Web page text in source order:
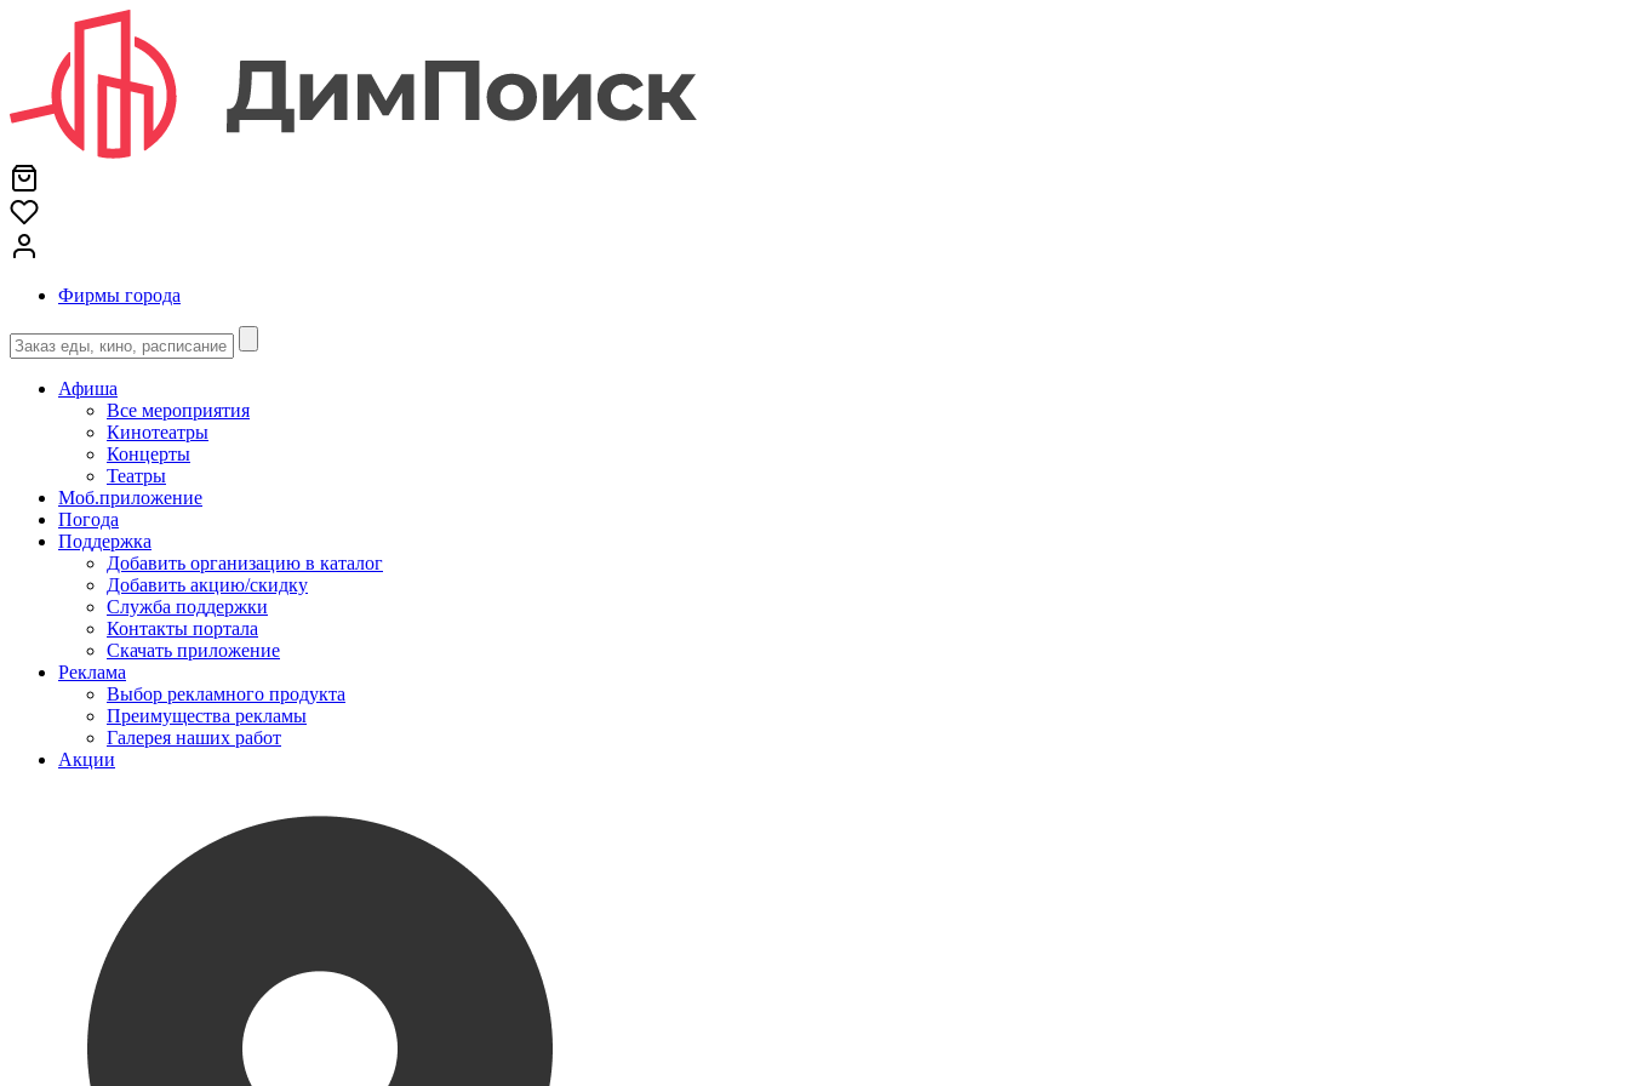
Фирмы города
Афиша
Все мероприятия
Кинотеатры
Концерты
Театры
Моб.приложение
Погода
Поддержка
Добавить организацию в каталог
Добавить акцию/скидку
Служба поддержки
Контакты портала
Скачать приложение
Реклама
Выбор рекламного продукта
Преимущества рекламы
Галерея наших работ
Акции